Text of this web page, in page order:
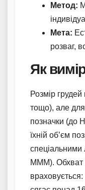
Метод:
Мета:
розваг,
Як
Розмір
тощо), але для
позначки (до
їхній об’єм
спеціальними
MMM). Обхват